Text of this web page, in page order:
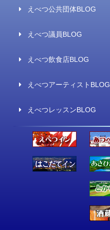
えべつ公共団体BLOG
えべつ議員BLOG
えべつ飲食店BLOG
えべつアーティストBLOG
えべつレッスンBLOG